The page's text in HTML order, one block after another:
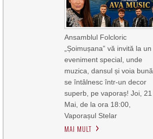
Ansamblul Folcloric
„Șoimușana” vă invită la un
eveniment special, unde
muzica, dansul și voia bună
se întâlnesc într-un decor
superb, pe vaporaș! Joi, 21
Mai, de la ora 18:00,
Vaporașul Stelar
MAI MULT